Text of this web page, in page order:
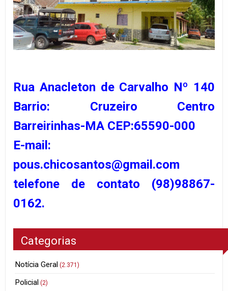
Rua Anacleton de Carvalho Nº 140
Barrio: Cruzeiro Centro
Barreirinhas-MA CEP:65590-000
E-mail:
pous.chicosantos@gmail.com
telefone de contato (98)98867-
0162.
Categorias
Notícia Geral (2.371)
Policial (2)